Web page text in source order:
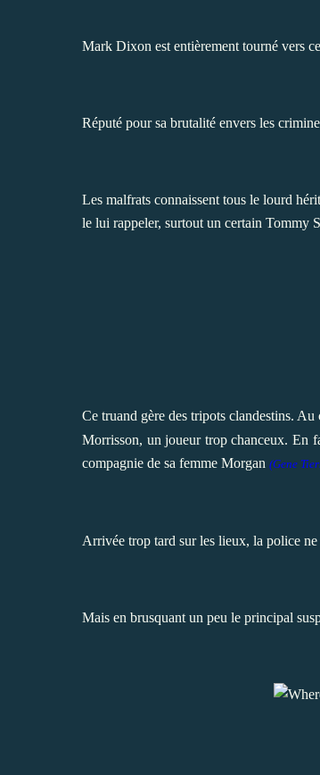
Mark Dixon est entièrement tourné vers
Réputé pour sa brutalité envers les
Les malfrats connaissent tous le lourd
le lui rappeler, surtout un certain Tommy
Ce truand gère des tripots clandestins.
Morrisson, un joueur trop chanceux. En
compagnie de sa femme Morgan (Gene
Arrivée trop tard sur les lieux, la police ne
Mais en brusquant un peu le principal